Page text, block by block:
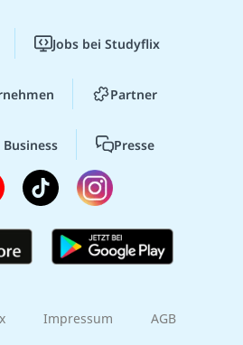
Jobs bei Studyflix
Partner
Presse
Impressum AGB